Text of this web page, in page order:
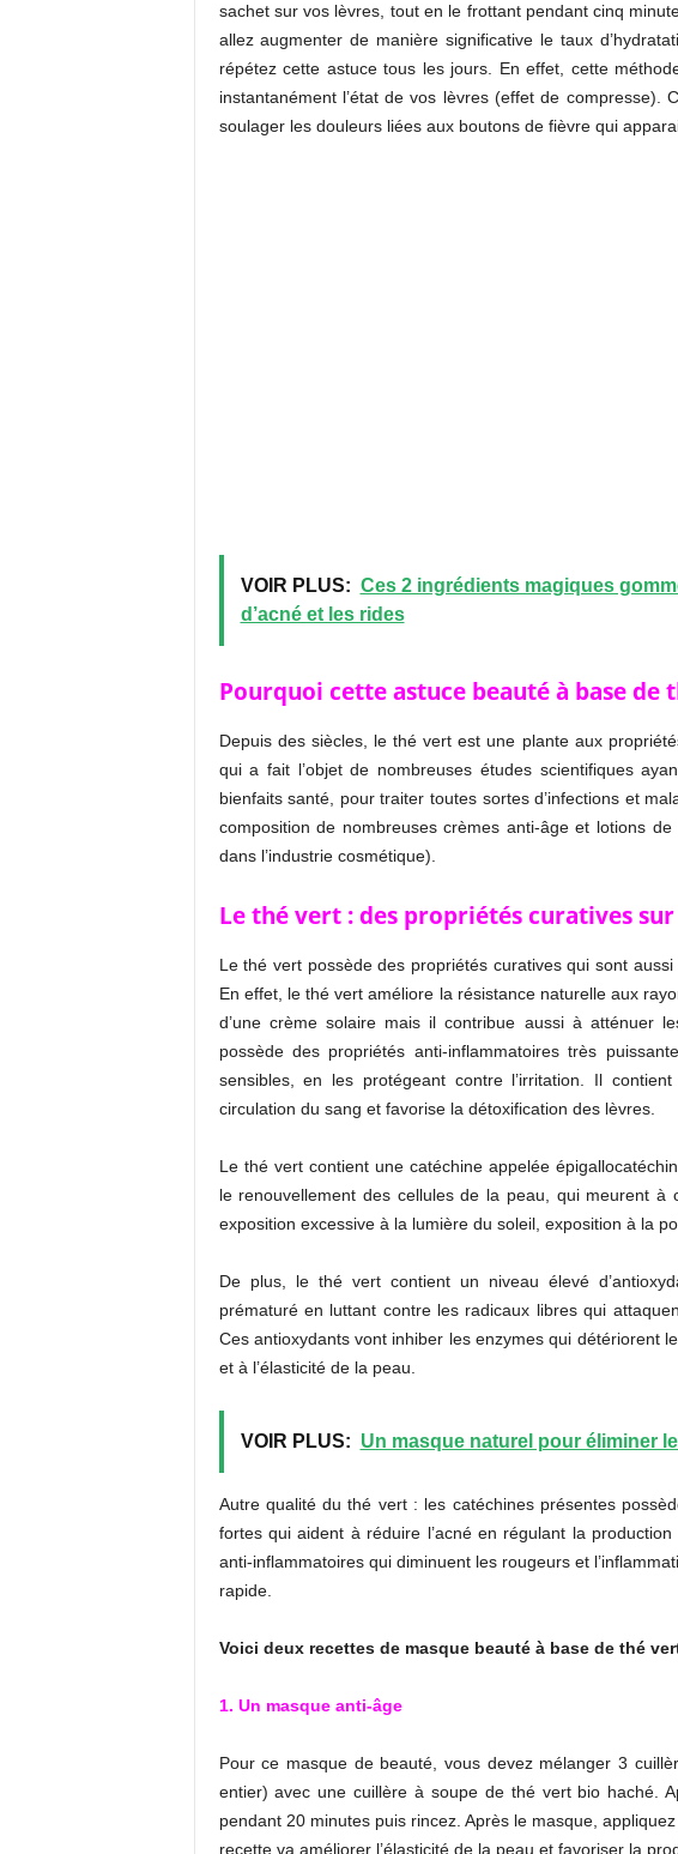
sachet sur vos lèvres, tout en le frottant pendant cinq
allez augmenter de manière significative le taux
répétez cette astuce tous les jours. En effet, cette
instantanément l’état de vos lèvres (effet de compresse).
soulager les douleurs liées aux boutons de fièvre qui
VOIR PLUS: Ces 2 ingrédients magiques
d’acné et les rides
Pourquoi cette astuce beauté à base de
Depuis des siècles, le thé vert est une plante aux
qui a fait l’objet de nombreuses études scientifiques
bienfaits santé, pour traiter toutes sortes d’infections et
composition de nombreuses crèmes anti-âge et lotions
dans l’industrie cosmétique).
Le thé vert : des propriétés curatives
Le thé vert possède des propriétés curatives qui sont
En effet, le thé vert améliore la résistance naturelle aux
d’une crème solaire mais il contribue aussi à atténuer
possède des propriétés anti-inflammatoires très
sensibles, en les protégeant contre l’irritation. Il
circulation du sang et favorise la détoxification des lèvres.
Le thé vert contient une catéchine appelée
le renouvellement des cellules de la peau, qui meurent à
exposition excessive à la lumière du soleil, exposition à la
De plus, le thé vert contient un niveau élevé
prématuré en luttant contre les radicaux libres qui
Ces antioxydants vont inhiber les enzymes qui détériorent
et à l’élasticité de la peau.
VOIR PLUS: Un masque naturel pour éliminer
Autre qualité du thé vert : les catéchines présentes
fortes qui aident à réduire l’acné en régulant la
anti-inflammatoires qui diminuent les rougeurs et
rapide.
Voici deux recettes de masque beauté à base de thé
1. Un masque anti-âge
Pour ce masque de beauté, vous devez mélanger 3
entier) avec une cuillère à soupe de thé vert bio haché.
pendant 20 minutes puis rincez. Après le masque,
recette va améliorer l’élasticité de la peau et favoriser la